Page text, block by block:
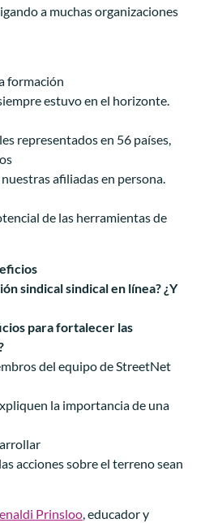
a muchas organizaciones
formación
estuvo en el horizonte.
representados en 56 países,
afiliadas en persona.
de las herramientas de
sindical sindical en línea? ¿Y
para fortalecer las
del equipo de StreetNet
la importancia de una
acciones sobre el terreno sean
Prinsloo, educador y